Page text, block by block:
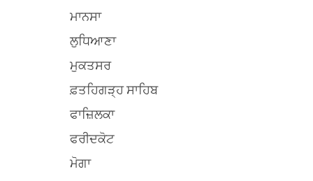
ਮਾਨਸਾ
ਲੁਧਿਆਣਾ
ਮੁਕਤਸਰ
ਫ਼ਤਹਿਗੜ੍ਹ ਸਾਹਿਬ
ਫਾਜ਼ਿਲਕਾ
ਫਰੀਦਕੋਟ
ਮੋਗਾ